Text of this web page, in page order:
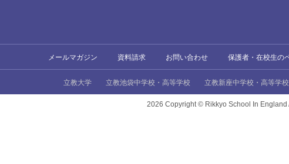
メールマガジン 資料請求 お問い合わせ 保護者・在校生の
立教大学 立教池袋中学校・高等学校 立教新座中学校・高等学校
2026 Copyright © Rikkyo School In